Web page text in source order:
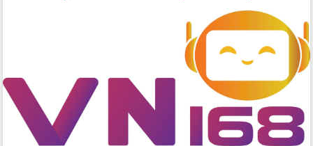
chuyển đổi số cho cán bộ, công chức
cấp xã
Đắk Lắk phát động hưởng ứng Ngày
Quyền của người tiêu dùng Việt Nam
2026